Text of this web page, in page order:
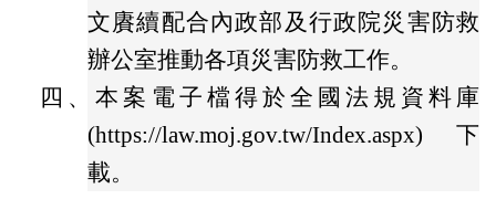
文賡續配合內政部及行政院災害防救
辦公室推動各項災害防救工作。
四、本案電子檔得於全國法規資料庫
(https://law.moj.gov.tw/Index.aspx)下
載。